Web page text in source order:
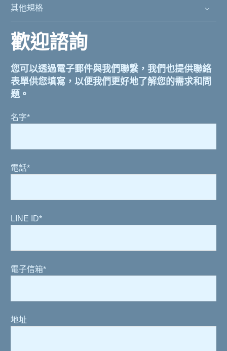
其他規格
歡迎諮詢
您可以透過電子郵件與我們聯繫，我們也提供聯絡
表單供您填寫，以便我們更好地了解您的需求和問
題。
名字*
電話*
LINE ID*
電子信箱*
地址